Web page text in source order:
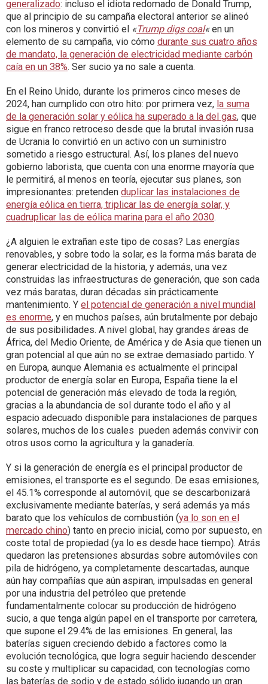
generalizado: incluso el idiota redomado de Donald Trump,
que al principio de su campaña electoral anterior se alineó
con los mineros y convirtió el «Trump digs coal«en un
elemento de su campaña, vio cómo durante sus cuatro años
de mandato, la generación de electricidad mediante carbón
caía en un 38%. Ser sucio ya no sale a cuenta.
En el Reino Unido, durante los primeros cinco meses de
2024, han cumplido con otro hito: por primera vez, la suma
de la generación solar y eólica ha superado a la del gas, que
sigue en franco retroceso desde que la brutal invasión rusa
de Ucrania lo convirtió en un activo con un suministro
sometido a riesgo estructural. Así, los planes del nuevo
gobierno laborista, que cuenta con una enorme mayoría que
le permitirá, al menos en teoría, ejecutar sus planes, son
impresionantes: pretenden duplicar las instalaciones de
energía eólica en tierra, triplicar las de energía solar, y
cuadruplicar las de eólica marina para el año 2030.
¿A alguien le extrañan este tipo de cosas? Las energías
renovables, y sobre todo la solar, es la forma más barata de
generar electricidad de la historia, y además, una vez
construidas las infraestructuras de generación, que son cada
vez más baratas, duran décadas sin prácticamente
mantenimiento. Y el potencial de generación a nivel mundial
es enorme, y en muchos países, aún brutalmente por debajo
de sus posibilidades. A nivel global, hay grandes áreas de
África, del Medio Oriente, de América y de Asia que tienen un
gran potencial al que aún no se extrae demasiado partido. Y
en Europa, aunque Alemania es actualmente el principal
productor de energía solar en Europa, España tiene la el
potencial de generación más elevado de toda la región,
gracias a la abundancia de sol durante todo el año y al
espacio adecuado disponible para instalaciones de parques
solares, muchos de los cuales pueden además convivir con
otros usos como la agricultura y la ganadería.
Y si la generación de energía es el principal productor de
emisiones, el transporte es el segundo. De esas emisiones,
el 45.1% corresponde al automóvil, que se descarbonizará
exclusivamente mediante baterías, y será además ya más
barato que los vehículos de combustión (ya lo son en el
mercado chino) tanto en precio inicial, como por supuesto, en
coste total de propiedad (ya lo es desde hace tiempo). Atrás
quedaron las pretensiones absurdas sobre automóviles con
pila de hidrógeno, ya completamente descartadas, aunque
aún hay compañías que aún aspiran, impulsadas en general
por una industria del petróleo que pretende
fundamentalmente colocar su producción de hidrógeno
sucio, a que tenga algún papel en el transporte por carretera,
que supone el 29.4% de las emisiones. En general, las
baterías siguen creciendo debido a factores como la
evolución tecnológica, que logra seguir haciendo descender
su coste y multiplicar su capacidad, con tecnologías como
las baterías de sodio y de estado sólido jugando un gran